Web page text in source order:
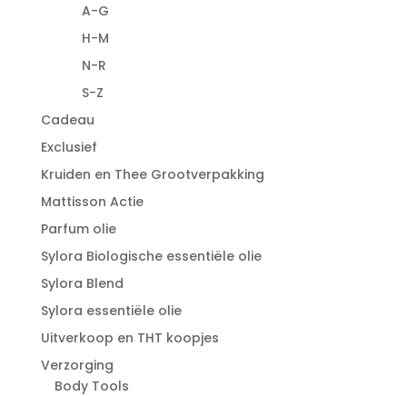
A-G
H-M
N-R
S-Z
Cadeau
Exclusief
Kruiden en Thee Grootverpakking
Mattisson Actie
Parfum olie
Sylora Biologische essentiële olie
Sylora Blend
Sylora essentiële olie
Uitverkoop en THT koopjes
Verzorging
Body Tools